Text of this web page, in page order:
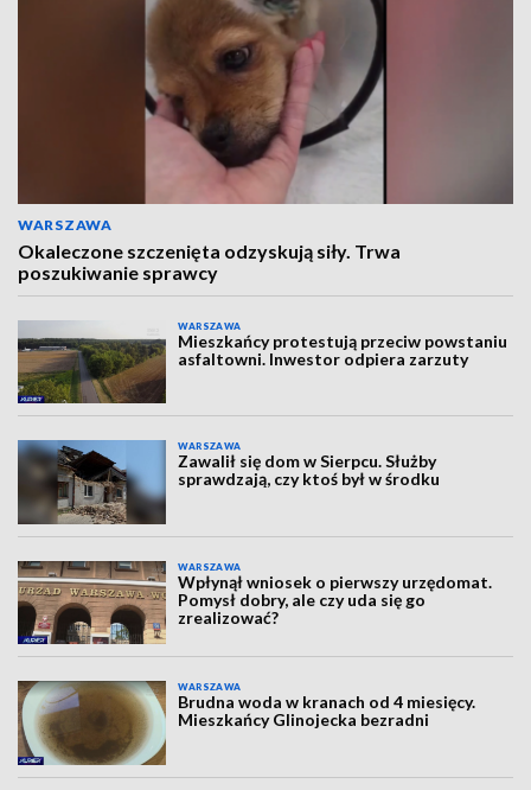
WARSZAWA
Okaleczone szczenięta odzyskują siły. Trwa
poszukiwanie sprawcy
WARSZAWA
Mieszkańcy protestują przeciw powstaniu
asfaltowni. Inwestor odpiera zarzuty
WARSZAWA
Zawalił się dom w Sierpcu. Służby
sprawdzają, czy ktoś był w środku
WARSZAWA
Wpłynął wniosek o pierwszy urzędomat.
Pomysł dobry, ale czy uda się go
zrealizować?
WARSZAWA
Brudna woda w kranach od 4 miesięcy.
Mieszkańcy Glinojecka bezradni